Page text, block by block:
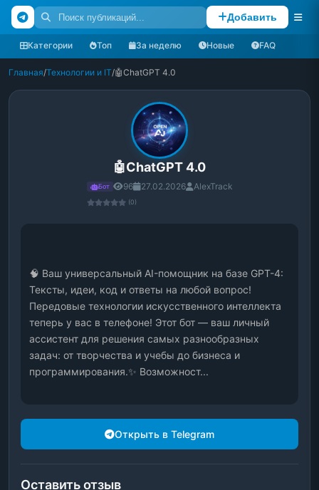
Добавить
Категории Топ За неделю Новые FAQ
Главная/Технологии и IT/🤖ChatGPT 4.0
🤖ChatGPT 4.0
Бот 96 27.02.2026 AlexTrack
(0)
🧠 Ваш универсальный AI-помощник на базе GPT-4:
Тексты, идеи, код и ответы на любой вопрос!
Передовые технологии искусственного интеллекта
теперь у вас в телефоне! Этот бот — ваш личный
ассистент для решения самых разнообразных
задач: от творчества и учебы до бизнеса и
программирования.✨ Возможност...
Открыть в Telegram
Оставить отзыв